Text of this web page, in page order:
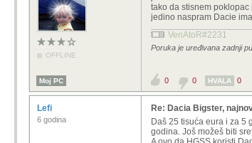
OFFLINE
tako da stisnem
jedino naspram Dacie
VenAtoR#2231
Poruka je uređivana zadnji
Moj PC 0 0 HVALA 0
Lefi
6 godina
Re: Dacia Bigster,
Daš 25 tisuća eura i za 5
godina. Još možeš biti